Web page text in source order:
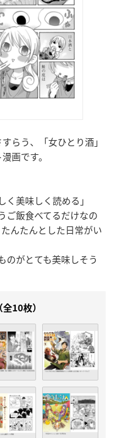
らう、「女ひとり酒」
画です。
く美味しく読める｣
ご飯食べてるだけなの
んたんとした日常がい
のがとても美味しそう
10枚）